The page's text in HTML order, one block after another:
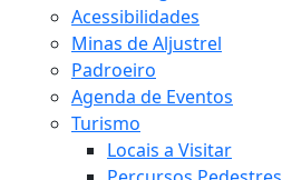
Acessibilidades
Minas de Aljustrel
Padroeiro
Agenda de Eventos
Turismo
Locais a Visitar